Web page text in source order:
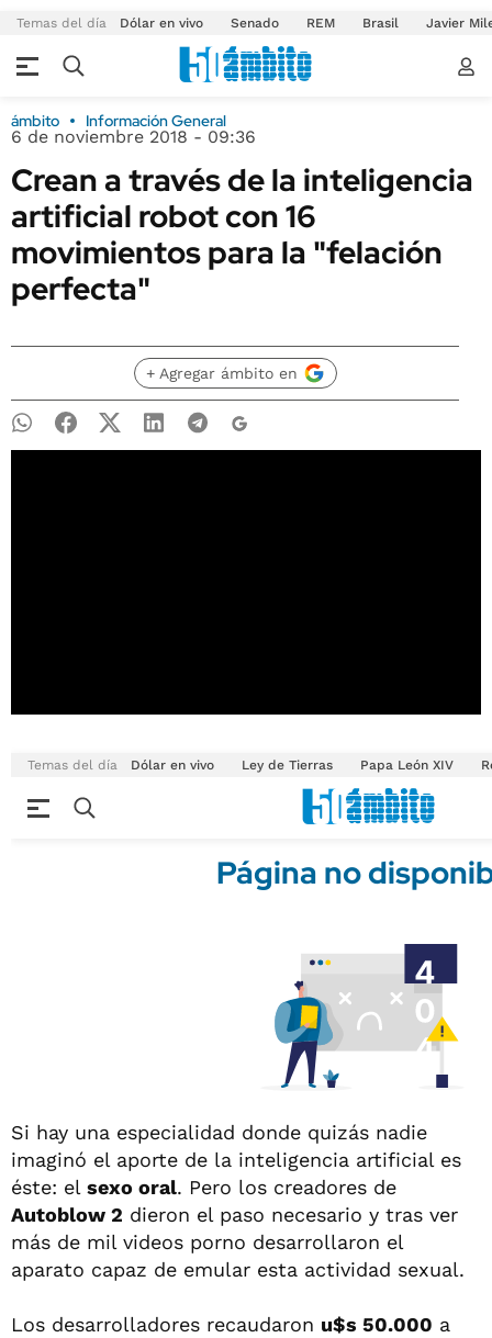
Temas del día Dólar en vivo Senado REM Brasil Javier
ámbito Información General
6 de noviembre 2018 - 09:36
Crean a través de la inteligencia
artificial robot con 16
movimientos para la "felación
perfecta"
+ Agregar ámbito en
Si hay una especialidad donde quizás nadie
imaginó el aporte de la inteligencia artificial es
éste: el sexo oral. Pero los creadores de
Autoblow 2 dieron el paso necesario y tras ver
más de mil videos porno desarrollaron el
aparato capaz de emular esta actividad sexual.
Los desarrolladores recaudaron u$s 50.000 a